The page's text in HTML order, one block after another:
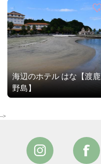
海辺のホテル はな【渡鹿
野島】
-->